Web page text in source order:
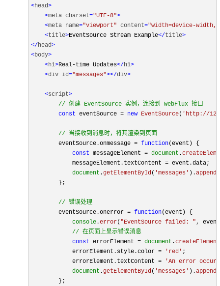
<head>
<meta charset="UTF-8">
<meta name="viewport" content="width=device-
<title>EventSource Stream Example</title>
</head>
<body>
<h1>Real-time Updates</h1>
<div id="messages"></div>
<script>
// 创建 EventSource 实例，连接到 WebFlux 接口
const eventSource = new EventSource( 'http://
// 当接收到消息时，将其渲染到页面
        eventSource.
onmessage = function(event ) {
const messageElement = document .
            messageElement.
textContent = event.data;
document .getElementById ( 'messages' ).
        };
// 错误处理
        eventSource.
onerror = function(event ) {
console .error( "EventSource failed: " ,
// 在页面上显示错误消息
const errorElement = document .createElement
            errorElement.
style .color = 'red' ;
            errorElement.
textContent =
'An error
document .getElementById ( 'messages' ).
        };